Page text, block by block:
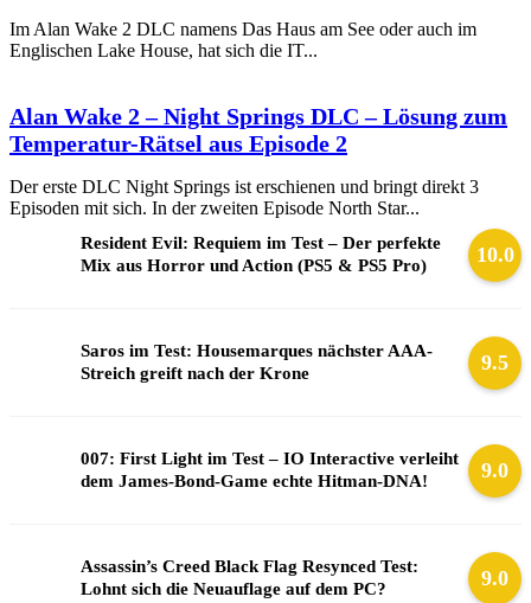
Im Alan Wake 2 DLC namens Das Haus am See oder auch im
Englischen Lake House, hat sich die IT...
Alan Wake 2 – Night Springs DLC – Lösung zum
Temperatur-Rätsel aus Episode 2
Der erste DLC Night Springs ist erschienen und bringt direkt 3
Episoden mit sich. In der zweiten Episode North Star...
Resident Evil: Requiem im Test – Der perfekte
Mix aus Horror und Action (PS5 & PS5 Pro)
10.0
Saros im Test: Housemarques nächster AAA-
Streich greift nach der Krone
9.5
007: First Light im Test – IO Interactive verleiht
dem James-Bond-Game echte Hitman-DNA!
9.0
Assassin’s Creed Black Flag Resynced Test:
Lohnt sich die Neuauflage auf dem PC?
9.0